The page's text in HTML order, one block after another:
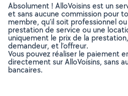
Absolument ! AlloVoisins est un
et sans aucune commission pour
membre, qu’il soit professionnel
prestation de service ou une
uniquement le prix de la
demandeur, et l’offreur.
Vous pouvez réaliser le paiement
directement sur AlloVoisins, sans
bancaires.